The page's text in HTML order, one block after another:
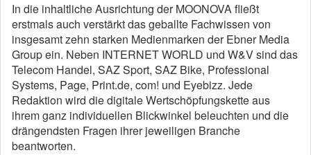
In die inhaltliche Ausrichtung der MOONOVA fließt
erstmals auch verstärkt das geballte Fachwissen von
insgesamt zehn starken Medienmarken der Ebner Media
Group ein. Neben INTERNET WORLD und W&V sind das
Telecom Handel, SAZ Sport, SAZ Bike, Professional
Systems, Page, Print.de, com! und Eyebizz. Jede
Redaktion wird die digitale Wertschöpfungskette aus
ihrem ganz individuellen Blickwinkel beleuchten und die
drängendsten Fragen ihrer jeweiligen Branche
beantworten.